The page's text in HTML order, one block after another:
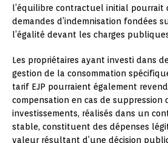
l’équilibre contractuel initial pourrait
demandes d’indemnisation fondées
l’égalité devant les charges
Les propriétaires ayant investi dans
gestion de la consommation
tarif EJP pourraient également
compensation en cas de suppression
investissements, réalisés dans un
stable, constituent des dépenses
valeur résultant d’une décision